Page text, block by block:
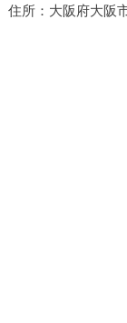
住所：大阪府大阪